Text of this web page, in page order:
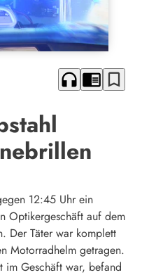
headphones chrome_reader_mode bookmark_border
12:45 Uhr ein
Optikergeschäft auf dem
Der Täter war komplett
Motorradhelm getragen.
im Geschäft war, befand